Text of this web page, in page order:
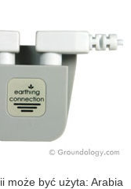
może być użyta: Arabia